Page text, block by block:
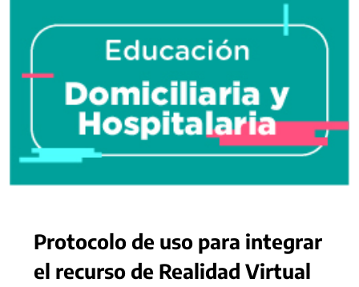
Protocolo de uso para integrar
el recurso de Realidad Virtual